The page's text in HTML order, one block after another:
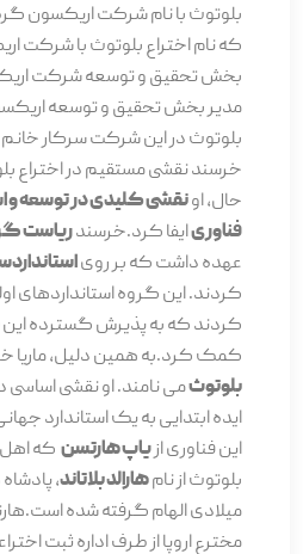
بلوتوث با نام شرکت اریکسون
که نام اختراع بلوتوث با شرکت
بخش تحقیق و توسعه شرکت
مدیر بخش تحقیق و توسعه
بلوتوث در این شرکت سرکار خانم
خرسند نقشی مستقیم در اختراع
حال، اونقشی کلیدی در توسعه و
فناوریایفا کرد.خرسندریاست
عهده داشت که بر روی
کردند. این گروه استانداردهای
کردند که به پذیرش گسترده این
کمک کرد.به همین دلیل، ماریا
بلوتوثمی نامند. او نقشی اساسی
ایده ابتدایی به یک استاندارد
این فناوری ازیاپ هارتسن که اهل
بلوتوث از نامهارالد بلاتاند،
میلادی الهام گرفته شده